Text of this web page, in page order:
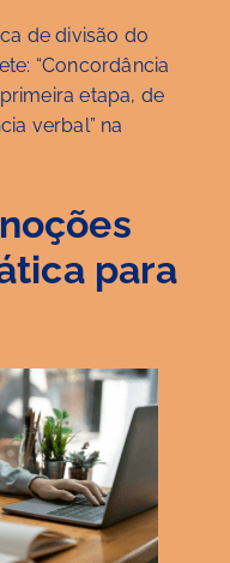
de divisão do
“Concordância
etapa, de
verbal” na
para